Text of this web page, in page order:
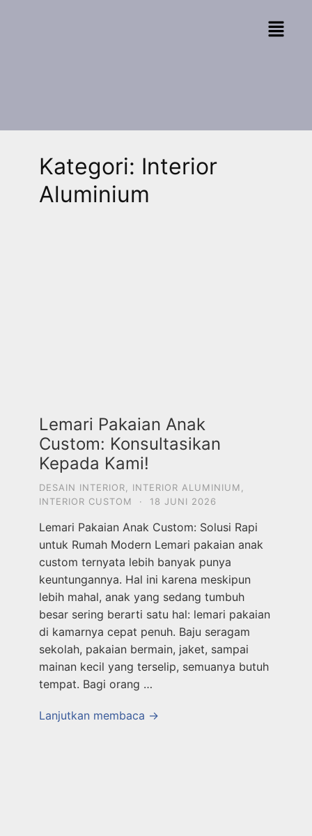
Kategori: Interior
Aluminium
Lemari Pakaian Anak
Custom: Konsultasikan
Kepada Kami!
DESAIN INTERIOR INTERIOR ALUMINIUM
INTERIOR CUSTOM
· 18 JUNI 2026
Lemari Pakaian Anak Custom: Solusi Rapi
untuk Rumah Modern Lemari pakaian anak
custom ternyata lebih banyak punya
keuntungannya. Hal ini karena meskipun
lebih mahal, anak yang sedang tumbuh
besar sering berarti satu hal: lemari pakaian
di kamarnya cepat penuh. Baju seragam
sekolah, pakaian bermain, jaket, sampai
mainan kecil yang terselip, semuanya butuh
tempat. Bagi orang …
Lanjutkan membaca →